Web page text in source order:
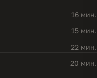
16 мин.
15 мин.
22 мин.
20 мин.